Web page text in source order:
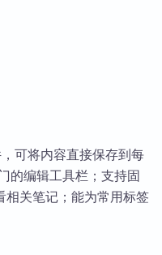
可将内容直接保存到每
的编辑工具栏；支持固
相关笔记；能为常用标签